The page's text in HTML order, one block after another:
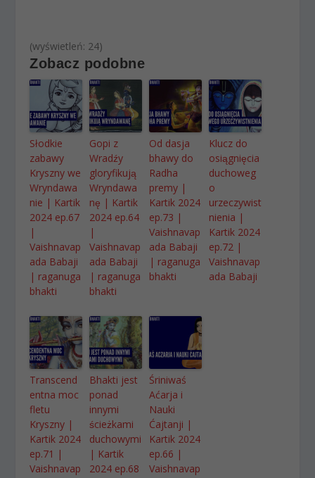
(wyświetleń: 24)
Zobacz podobne
Słodkie
zabawy
Kryszny we
Wryndawa
nie | Kartik
2024 ep.67
|
Vaishnavap
ada Babaji
| raganuga
bhakti
Gopi z
Wradźy
gloryfikują
Wryndawa
nę | Kartik
2024 ep.64
|
Vaishnavap
ada Babaji
| raganuga
bhakti
Od dasja
bhawy do
Radha
premy |
Kartik 2024
ep.73 |
Vaishnavap
ada Babaji
| raganuga
bhakti
Klucz do
osiągnięcia
duchoweg
o
urzeczywist
nienia |
Kartik 2024
ep.72 |
Vaishnavap
ada Babaji
Transcend
entna moc
fletu
Kryszny |
Kartik 2024
ep.71 |
Vaishnavap
Bhakti jest
ponad
innymi
ścieżkami
duchowymi
| Kartik
2024 ep.68
Śriniwaś
Aćarja i
Nauki
Ćajtanji |
Kartik 2024
ep.66 |
Vaishnavap